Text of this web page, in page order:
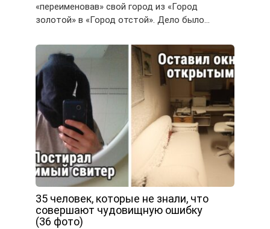
«переименовав» свой город из «Город
золотой» в «Город отстой». Дело было…
35 человек, которые не знали, что
совершают чудовищную ошибку
(36 фото)